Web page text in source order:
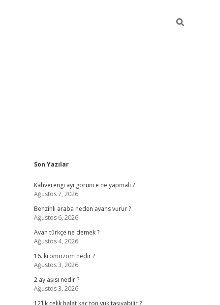
Sidebar
Son Yazılar
Kahverengi ayı görünce ne yapmalı ?
Ağustos 7, 2026
Benzinli araba neden avans vurur ?
Ağustos 6, 2026
Avan türkçe ne demek ?
Ağustos 4, 2026
16. kromozom nedir ?
Ağustos 3, 2026
2 ay aşısı nedir ?
Ağustos 3, 2026
12’lik çelik halat kaç ton yük taşıyabilir ?